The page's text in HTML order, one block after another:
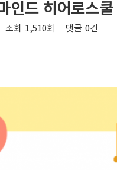
인드 히어로스
조회 1,510회 댓글 0건